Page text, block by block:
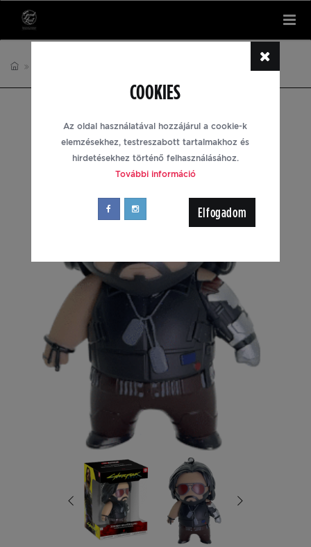
COOKIES
Az oldal használatával hozzájárul a cookie-k
elemzésekhez, testreszabott tartalmakhoz és
hirdetésekhez történő felhasználásához.
További információ
Elfogadom